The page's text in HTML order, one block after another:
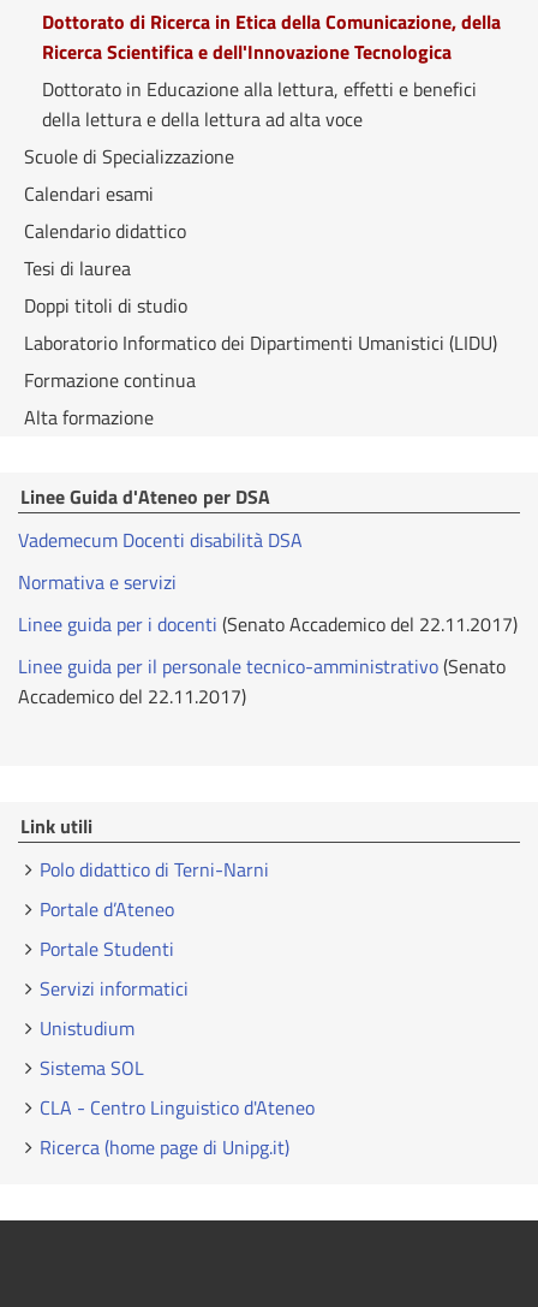
Dottorato di Ricerca in Etica della Comunicazione, della
Ricerca Scientifica e dell'Innovazione Tecnologica
Dottorato in Educazione alla lettura, effetti e benefici
della lettura e della lettura ad alta voce
Scuole di Specializzazione
Calendari esami
Calendario didattico
Tesi di laurea
Doppi titoli di studio
Laboratorio Informatico dei Dipartimenti Umanistici (LIDU)
Formazione continua
Alta formazione
Linee Guida d'Ateneo per DSA
Vademecum Docenti disabilità DSA
Normativa e servizi
Linee guida per i docenti (Senato Accademico del 22.11.2017)
Linee guida per il personale tecnico-amministrativo(Senato
Accademico del 22.11.2017)
Link utili
Polo didattico di Terni-Narni
Portale d’Ateneo
Portale Studenti
Servizi informatici
Unistudium
Sistema SOL
CLA - Centro Linguistico d'Ateneo
Ricerca (home page di Unipg.it)